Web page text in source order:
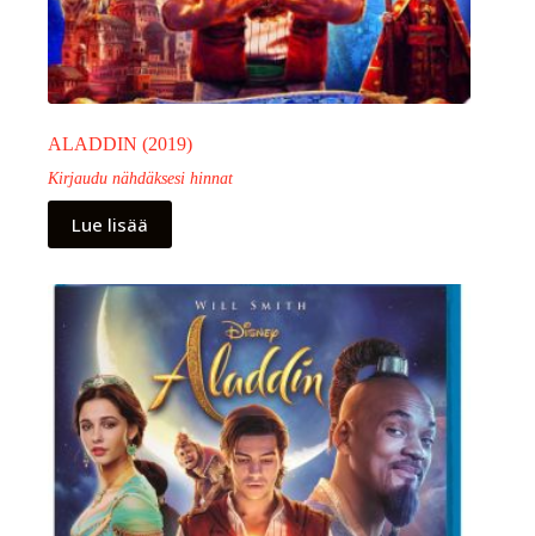
ALADDIN (2019)
Kirjaudu nähdäksesi hinnat
Lue lisää